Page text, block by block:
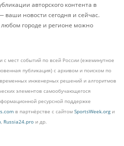
авторского контента в
ваши новости сегодня и сейчас.
городе и регионе можно
мест событий по всей России (ежеминутное
публикация) с архивом и поиском по
инженерных решений и алгоритмов
элементов самообучающегося
ресурсной поддержке
в партнёрстве с сайтом SportsWeek.orgи
, Russia24.pro и др.